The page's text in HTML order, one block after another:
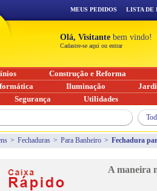
> Fechaduras > Para Banheiro > Fechadura
A maneira
MEUS PEDIDOS LISTA DE
Olá, Visitante bem vindo!
Cadastre-se aqui ou entrar
Construção e Reforma
Iluminação
Segurança Utilidades